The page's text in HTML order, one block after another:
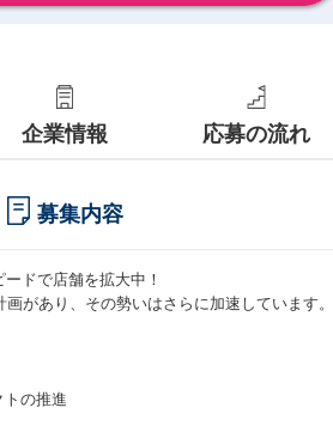
企業情報 応募の流れ
募集内容
ドで店舗を拡大中！
があり、その勢いはさらに加速しています。
トの推進